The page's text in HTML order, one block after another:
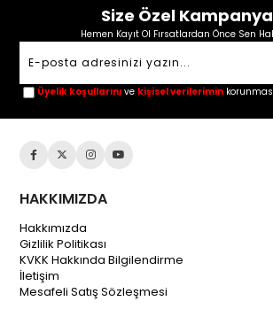
Size Özel
Hemen Kayıt Ol Fırsatlardan Önce Sen
Üyelik koşullarını ve kişisel verilerimin
HAKKIMIZDA
Hakkımızda
Gizlilik Politikası
KVKK Hakkında Bilgilendirme
İletişim
Mesafeli Satış Sözleşmesi